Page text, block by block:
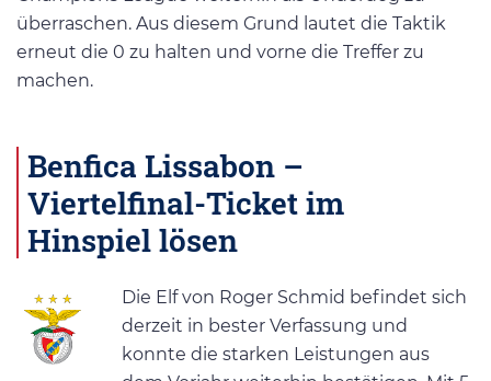
überraschen. Aus diesem Grund lautet die Taktik
erneut die 0 zu halten und vorne die Treffer zu
machen.
Benfica Lissabon –
Viertelfinal-Ticket im
Hinspiel lösen
Die Elf von Roger Schmid befindet sich
derzeit in bester Verfassung und
konnte die starken Leistungen aus